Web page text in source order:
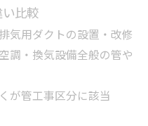
比較
気用ダクトの設置・改修
調・換気設備全般の管や
が管工事区分に該当